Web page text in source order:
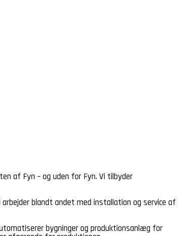
af Fyn – og uden for Fyn. Vi tilbyder
arbejder blandt andet med installation og service af
bygninger og produktionsanlæg for